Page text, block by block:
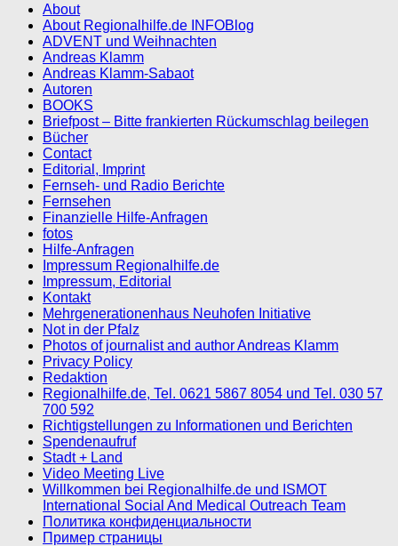
About
About Regionalhilfe.de INFOBlog
ADVENT und Weihnachten
Andreas Klamm
Andreas Klamm-Sabaot
Autoren
BOOKS
Briefpost – Bitte frankierten Rückumschlag beilegen
Bücher
Contact
Editorial, Imprint
Fernseh- und Radio Berichte
Fernsehen
Finanzielle Hilfe-Anfragen
fotos
Hilfe-Anfragen
Impressum Regionalhilfe.de
Impressum, Editorial
Kontakt
Mehrgenerationenhaus Neuhofen Initiative
Not in der Pfalz
Photos of journalist and author Andreas Klamm
Privacy Policy
Redaktion
Regionalhilfe.de, Tel. 0621 5867 8054 und Tel. 030 57
700 592
Richtigstellungen zu Informationen und Berichten
Spendenaufruf
Stadt + Land
Video Meeting Live
Willkommen bei Regionalhilfe.de und ISMOT
International Social And Medical Outreach Team
Политика конфиденциальности
Пример страницы